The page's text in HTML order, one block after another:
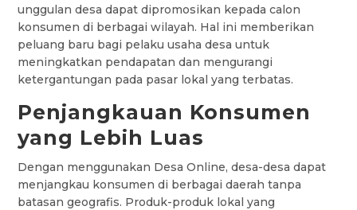
unggulan desa dapat dipromosikan kepada calon
konsumen di berbagai wilayah. Hal ini memberikan
peluang baru bagi pelaku usaha desa untuk
meningkatkan pendapatan dan mengurangi
ketergantungan pada pasar lokal yang terbatas.
Penjangkauan Konsumen
yang Lebih Luas
Dengan menggunakan Desa Online, desa-desa dapat
menjangkau konsumen di berbagai daerah tanpa
batasan geografis. Produk-produk lokal yang